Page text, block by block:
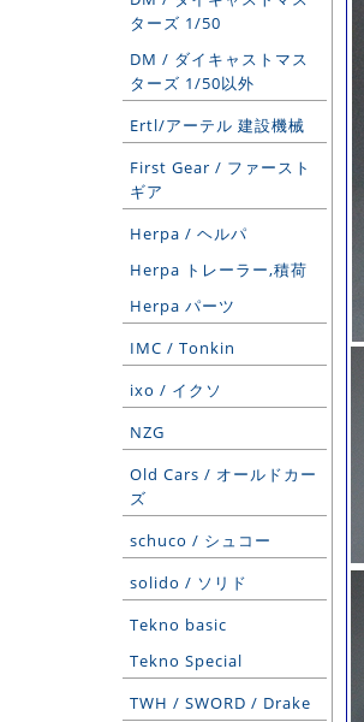
ターズ 1/50
DM / ダイキャストマス
ターズ 1/50以外
Ertl/アーテル 建設機械
First Gear / ファースト
ギア
Herpa / ヘルパ
Herpa トレーラー,積荷
Herpa パーツ
IMC / Tonkin
ixo / イクソ
NZG
Old Cars / オールドカー
ズ
schuco / シュコー
solido / ソリド
Tekno basic
Tekno Special
TWH / SWORD / Drake